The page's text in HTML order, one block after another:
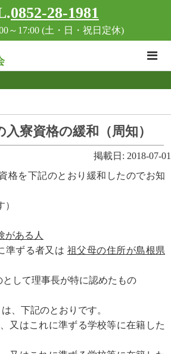
0852-28-1981
～17:00 (土・日・祝日定休)
寮資格の緩和（周知）
掲載日: 2018-07-01
格を下記のとおり緩和したのでお知
がある人
準ずる者又は 祖父母の住所が島根県
として理事長が特に認めたもの
、下記のとおりです。
又はこれに準ずる学校等に在籍した